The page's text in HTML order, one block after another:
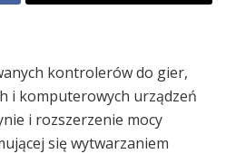
kontrolerów do gier,
i komputerowych urządzeń
i rozszerzenie mocy
się wytwarzaniem